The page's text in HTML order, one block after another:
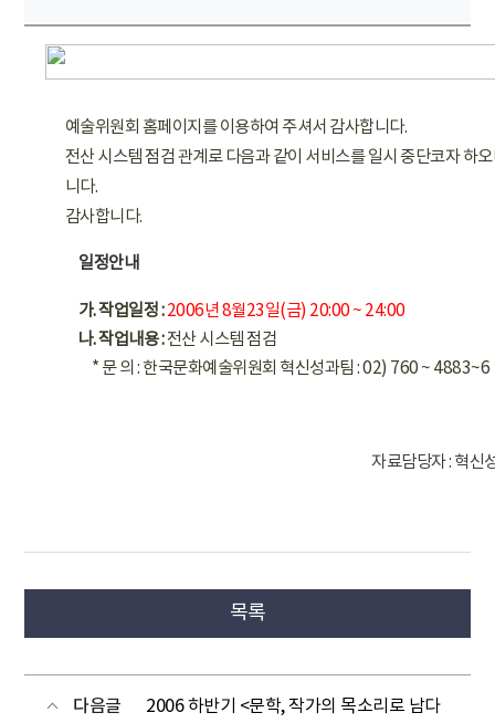
예술위원회 홈페이지를 이용하여 주셔서 감사합니다.
전산 시스템 점검 관계로 다음과 같이 서비스를 일시 중단코자 하
니다.
감사합니다.
일정안내
가. 작업일정 :2006년 8월23일(금) 20:00 ~ 24:00
나. 작업내용 :전산 시스템 점검
* 문 의 : 한국문화예술위원회 혁신성과팀 : 02) 760 ~ 4883~6
자료담당자 : 혁
목록
다음글
2006 하반기 <문학, 작가의 목소리로 남다